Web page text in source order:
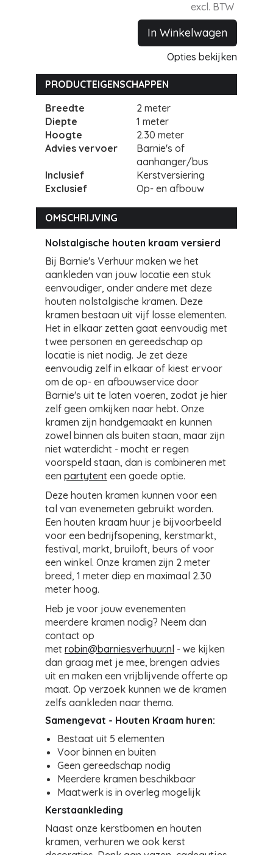
excl. BTW
In Winkelwagen
Opties bekijken
PRODUCTEIGENSCHAPPEN
Breedte
2 meter
Diepte
1 meter
Hoogte
2.30 meter
Advies vervoer
Barnie's of
aanhanger/bus
Inclusief
Kerstversiering
Exclusief
Op- en afbouw
OMSCHRIJVING
Nolstalgische houten kraam versierd
Bij Barnie's Verhuur maken we het
aankleden van jouw locatie een stuk
eenvoudiger, onder andere met deze
houten nolstalgische kramen. Deze
kramen bestaan uit vijf losse elementen.
Het in elkaar zetten gaat eenvoudig met
twee personen en gereedschap op
locatie is niet nodig. Je zet deze
eenvoudig zelf in elkaar of kiest ervoor
om de op- en afbouwservice door
Barnie's uit te laten voeren, zodat je hier
zelf geen omkijken naar hebt. Onze
kramen zijn handgemaakt en kunnen
zowel binnen als buiten staan, maar zijn
niet waterdicht - mocht er regen
voorspeld staan, dan is combineren met
een partytent een goede optie.
Deze houten kramen kunnen voor een
tal van evenemeten gebruikt worden.
Een houten kraam huur je bijvoorbeeld
voor een bedrijfsopening, kerstmarkt,
festival, markt, bruiloft, beurs of voor
een winkel. Onze kramen zijn 2 meter
breed, 1 meter diep en maximaal 2.30
meter hoog.
Heb je voor jouw evenementen
meerdere kramen nodig? Neem dan
contact op
met robin@barniesverhuur.nl - we kijken
dan graag met je mee, brengen advies
uit en maken een vrijblijvende offerte op
maat. Op verzoek kunnen we de kramen
zelfs aankleden naar thema.
Samengevat - Houten Kraam huren:
Bestaat uit 5 elementen
Voor binnen en buiten
Geen gereedschap nodig
Meerdere kramen beschikbaar
Maatwerk is in overleg mogelijk
Kerstaankleding
Naast onze kerstbomen en houten
kramen, verhuren we ook kerst